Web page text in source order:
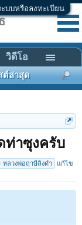
ะบบหรือลงทะเบียน
ท่าซุงครับ
หลวงพ่อฤาษีลิงดำ แก้ไข
ต์ล่าสุด
วิดีโอ